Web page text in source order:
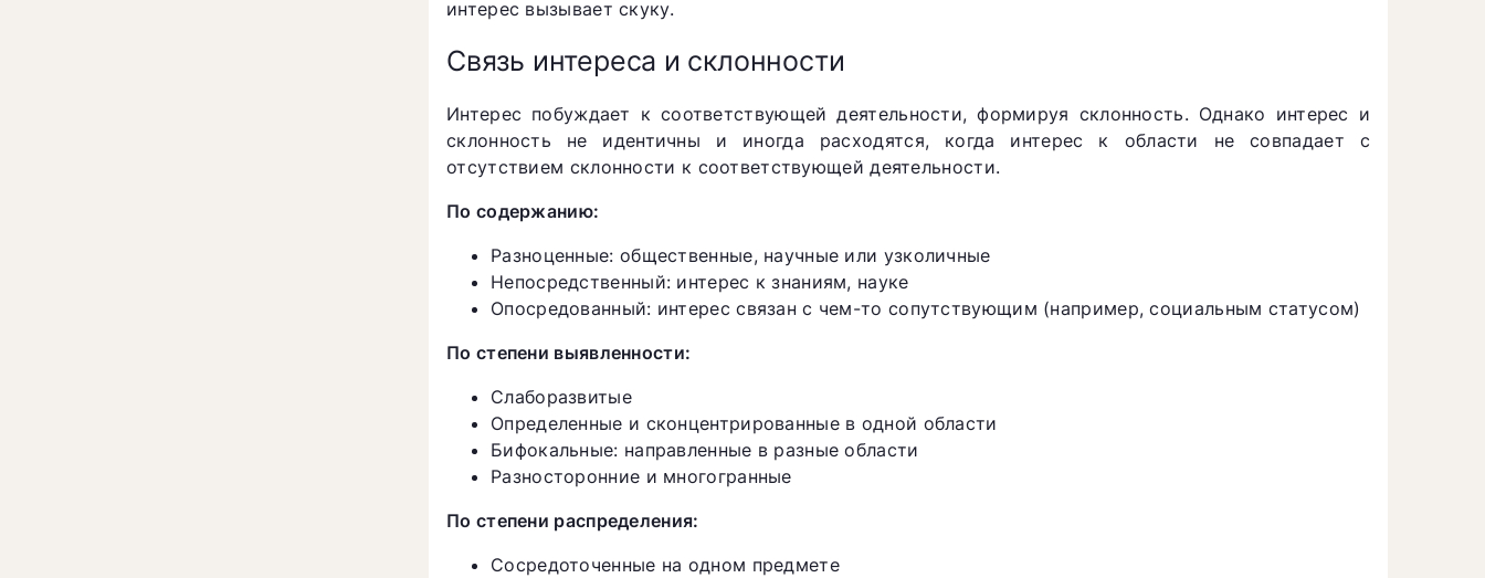
интерес вызывает скуку.
Связь интереса и склонности
Интерес побуждает к соответствующей деятельности, формируя склонность. Однако интерес и
склонность не идентичны и иногда расходятся, когда интерес к области не совпадает с
отсутствием склонности к соответствующей деятельности.
По содержанию:
Разноценные: общественные, научные или узколичные
Непосредственный: интерес к знаниям, науке
Опосредованный: интерес связан с чем-то сопутствующим (например, социальным статусом)
По степени выявленности:
Слаборазвитые
Определенные и сконцентрированные в одной области
Бифокальные: направленные в разные области
Разносторонние и многогранные
По степени распределения:
Сосредоточенные на одном предмете